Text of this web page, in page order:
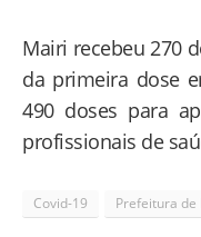
Mairi recebeu 270
da primeira dose
490 doses para
profissionais de
Covid-19 Prefeitura de